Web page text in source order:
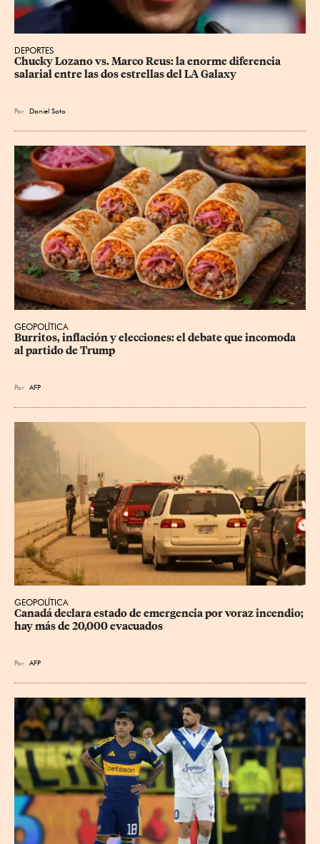
DEPORTES
Chucky Lozano vs. Marco Reus: la enorme diferencia
salarial entre las dos estrellas del LA Galaxy
Por Daniel Soto
GEOPOLÍTICA
Burritos, inflación y elecciones: el debate que incomoda
al partido de Trump
Por AFP
GEOPOLÍTICA
Canadá declara estado de emergencia por voraz incendio;
hay más de 20,000 evacuados
Por AFP